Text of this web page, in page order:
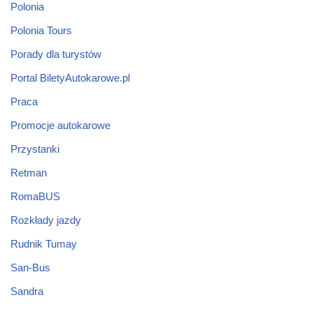
Polonia
Polonia Tours
Porady dla turystów
Portal BiletyAutokarowe.pl
Praca
Promocje autokarowe
Przystanki
Retman
RomaBUS
Rozkłady jazdy
Rudnik Tumay
San-Bus
Sandra